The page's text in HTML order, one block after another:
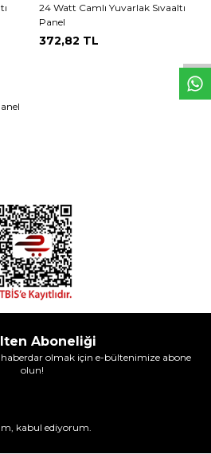
24 Watt Camlı Yuvarlak Sıvaaltı
Panel
372,82 TL
Aboneliği
olmak için e-bültenimize abone
olun!
kabul ediyorum.